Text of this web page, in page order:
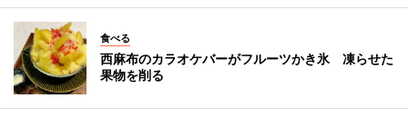
食べる
西麻布のカラオケバーがフルーツかき氷 凍らせた
果物を削る